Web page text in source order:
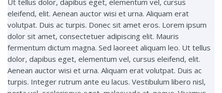
eleifend, elit. Aenean auctor wisi et urna. Aliquam erat
volutpat. Duis ac turpis. Donec sit amet eros. Lorem ipsum
dolor sit amet, consectetuer adipiscing elit. Mauris
fermentum dictum magna. Sed laoreet aliquam leo. Ut tellus
dolor, dapibus eget, elementum vel, cursus eleifend, elit.
Aenean auctor wisi et urna. Aliquam erat volutpat. Duis ac
turpis. Integer rutrum ante eu lacus. Vestibulum libero nisl,